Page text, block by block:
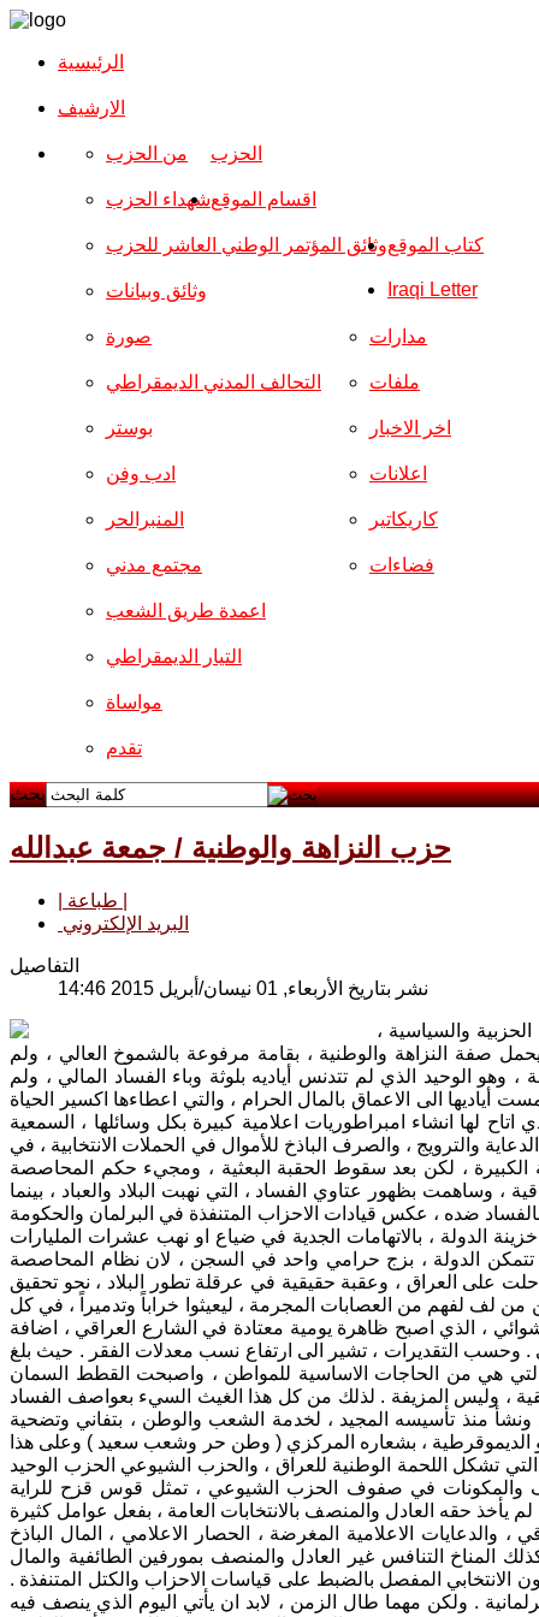
الرئيسية
الارشیف
الحزب من الحزب
شهداء الحزب
وثائق المؤتمر الوطني العاشر للحزب
وثائق وبيانات
اقسام الموقع
صورة
التحالف المدني الديمقراطي
بوستر
ادب وفن
المنبرالحر
مجتمع مدني
مدارات
ملفات
اخر الاخبار
اعلانات
كاريكاتير
فضاءات
اعمدة طريق الشعب
التيار الديمقراطي
مواساة
تقدم
كتاب الموقع
Iraqi Letter
بحث
حزب النزاهة والوطنية / جمعة عبدالله
البريد الإلكتروني
التفاصيل
نشر بتاريخ الأربعاء, 01 نيسان/أبريل 2015 14:46
والسياسية ،
صفة النزاهة والوطنية ، بقامة مرفوعة بالشموخ العالي ، ولم
الوحيد الذي لم تتدنس أياديه بلوثة وباء الفساد المالي ، ولم
أياديها الى الاعماق بالمال الحرام ، والتي اعطاءها اكسير الحياة
لها انشاء امبراطوريات اعلامية كبيرة بكل وسائلها ، السمعية
والترويج ، والصرف الباذخ للأموال في الحملات الانتخابية ، في
الكبيرة ، لكن بعد سقوط الحقبة البعثية ، ومجيء حكم المحاصصة
وساهمت بظهور عتاوي الفساد ، التي نهبت البلاد والعباد ، بينما
ضده ، عكس قيادات الاحزاب المتنفذة في البرلمان والحكومة
الدولة ، بالاتهامات الجدية في ضياع او نهب عشرات المليارات
الدولة ، بزج حرامي واحد في السجن ، لان نظام المحاصصة
على العراق ، وعقبة حقيقية في عرقلة تطور البلاد ، نحو تحقيق
من لف لفهم من العصابات المجرمة ، ليعيثوا خراباً وتدميراً ، في كل
، الذي اصبح ظاهرة يومية معتادة في الشارع العراقي ، اضافة
. وحسب التقديرات ، تشير الى ارتفاع نسب معدلات الفقر . حيث بلغ
هي من الحاجات الاساسية للمواطن ، واصبحت القطط السمان
، وليس المزيفة . لذلك من كل هذا الغيث السيء بعواصف الفساد
ونشأ منذ تأسيسه المجيد ، لخدمة الشعب والوطن ، بتفاني وتضحية
و الديموقرطية ، بشعاره المركزي ( وطن حر وشعب سعيد ) وعلى هذا
تشكل اللحمة الوطنية للعراق ، والحزب الشيوعي الحزب الوحيد
والمكونات في صفوف الحزب الشيوعي ، تمثل قوس قزح للراية
يأخذ حقه العادل والمنصف بالانتخابات العامة ، بفعل عوامل كثيرة
والدعايات الاعلامية المغرضة ، الحصار الاعلامي ، المال الباذخ
المناخ التنافس غير العادل والمنصف بمورفين الطائفية والمال
الانتخابي المفصل بالضبط على قياسات الاحزاب والكتل المتنفذة .
. ولكن مهما طال الزمن ، لابد ان يأتي اليوم الذي ينصف فيه